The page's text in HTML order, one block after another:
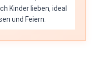
Kinder lieben, ideal
und Feiern.